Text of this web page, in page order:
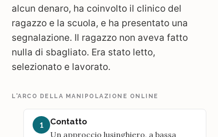
alcun denaro, ha coinvolto il clinico del
ragazzo e la scuola, e ha presentato una
segnalazione. Il ragazzo non aveva fatto
nulla di sbagliato. Era stato letto,
selezionato e lavorato.
L'ARCO DELLA MANIPOLAZIONE ONLINE
1
Contatto
Un approccio lusinghiero, a bassa